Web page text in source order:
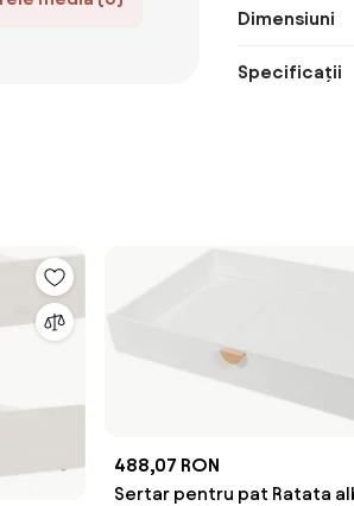
Dimensiuni
Specificații
488,07 RON
Sertar pentru pat Ratata